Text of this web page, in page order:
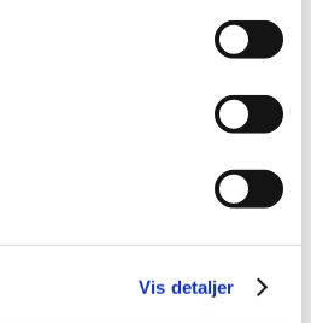
Vis detaljer